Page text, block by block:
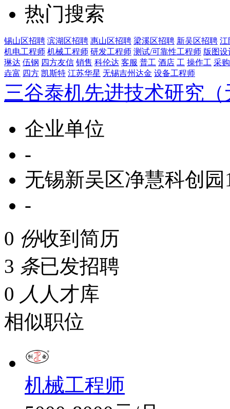
热门搜索
锡山区招聘 滨湖区招聘 惠山区招聘 梁溪区招聘 新吴区招聘 江
机电工程师 机械工程师 研发工程师 测试/可靠性工程师 版图
琳达 伍钢 四方友信 销售 科伦达 客服 普工 酒店 工 操作工 采购
垚富 四方 凯斯特 江苏华星 无锡吉州达金 设备工程师
三谷泰机先进技术研究
企业单位
-
无锡新吴区净慧科创园
-
0 份收到简历
3 条已发招聘
0 人 人才库
相似职位
机械工程师